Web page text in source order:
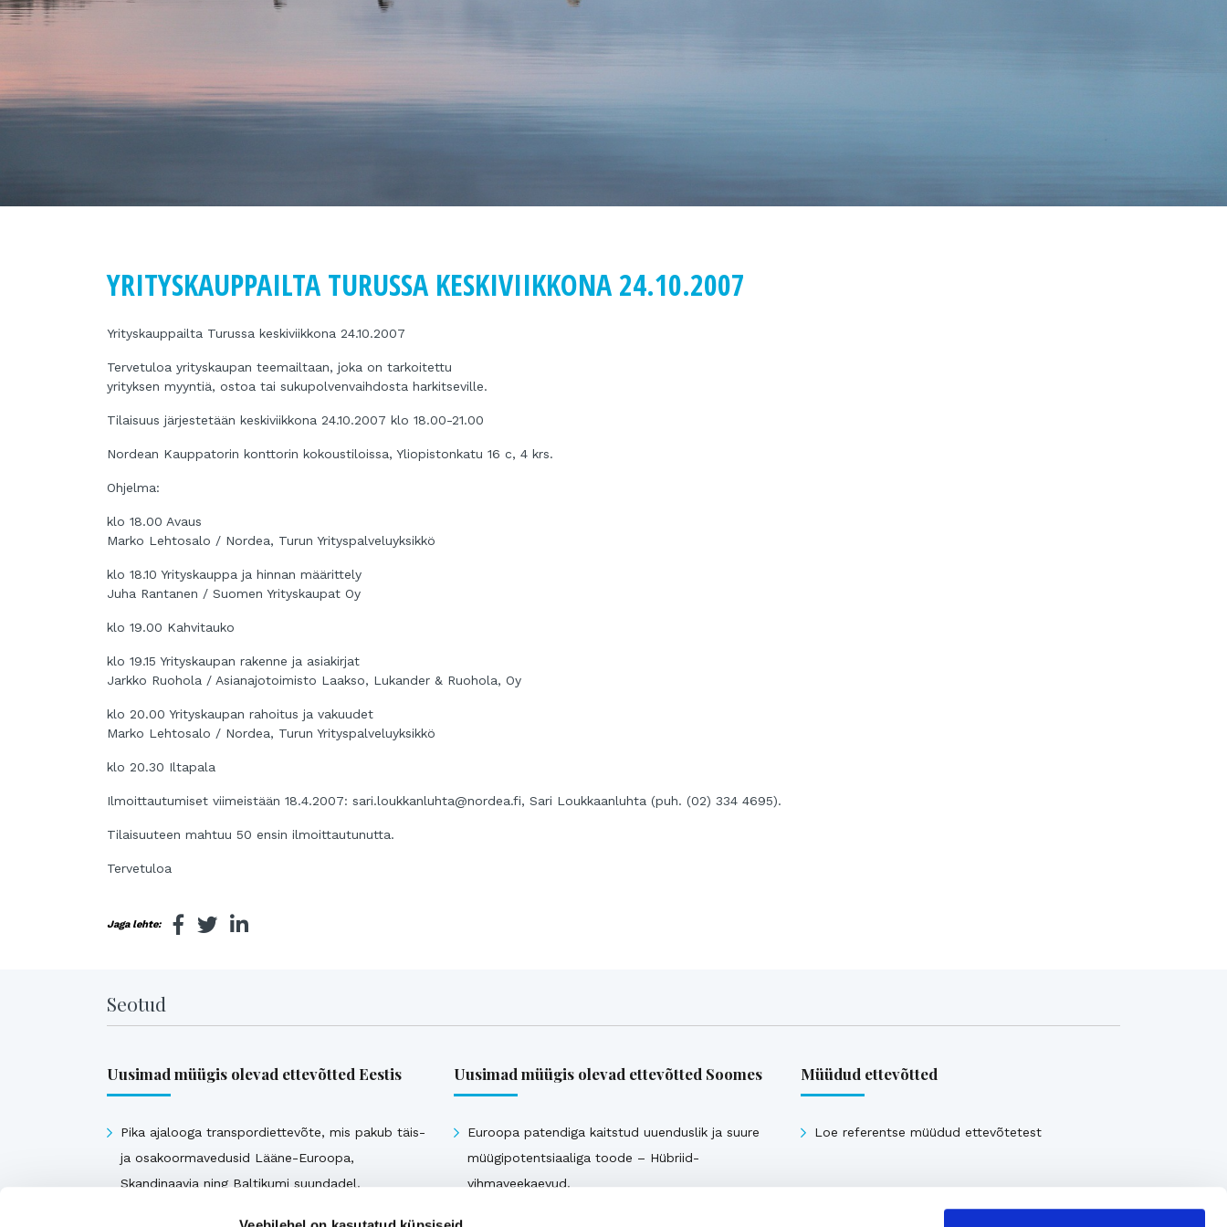
YRITYSKAUPPAILTA TURUSSA KESKIVIIKKONA 24.10.2007
Yrityskauppailta Turussa keskiviikkona 24.10.2007
Tervetuloa yrityskaupan teemailtaan, joka on tarkoitettu
yrityksen myyntiä, ostoa tai sukupolvenvaihdosta harkitseville.
Tilaisuus järjestetään keskiviikkona 24.10.2007 klo 18.00-21.00
Nordean Kauppatorin konttorin kokoustiloissa, Yliopistonkatu 16 c, 4 krs.
Ohjelma:
klo 18.00 Avaus
Marko Lehtosalo / Nordea, Turun Yrityspalveluyksikkö
klo 18.10 Yrityskauppa ja hinnan määrittely
Juha Rantanen / Suomen Yrityskaupat Oy
klo 19.00 Kahvitauko
klo 19.15 Yrityskaupan rakenne ja asiakirjat
Jarkko Ruohola / Asianajotoimisto Laakso, Lukander & Ruohola, Oy
klo 20.00 Yrityskaupan rahoitus ja vakuudet
Marko Lehtosalo / Nordea, Turun Yrityspalveluyksikkö
klo 20.30 Iltapala
Ilmoittautumiset viimeistään 18.4.2007: sari.loukkanluhta@nordea.fi, Sari Loukkaanluhta (puh. (02) 334 4695).
Tilaisuuteen mahtuu 50 ensin ilmoittautunutta.
Tervetuloa
Jaga lehte:
Seotud
Uusimad müügis olevad ettevõtted Eestis
Pika ajalooga transpordiettevõte, mis pakub täis-
ja osakoormavedusid Lääne-Euroopa,
Skandinaavia ning Baltikumi suundadel.
Uusimad müügis olevad ettevõtted Soomes
Euroopa patendiga kaitstud uuenduslik ja suure
müügipotentsiaaliga toode – Hübriid-
vihmaveekaevud.
Müüdud ettevõtted
Loe referentse müüdud ettevõtetest